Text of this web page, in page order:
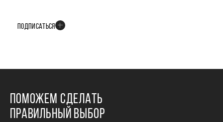
ПОДПИСАТЬСЯ
ПОМОЖЕМ СДЕЛАТЬ
ПРАВИЛЬНЫЙ ВЫБОР